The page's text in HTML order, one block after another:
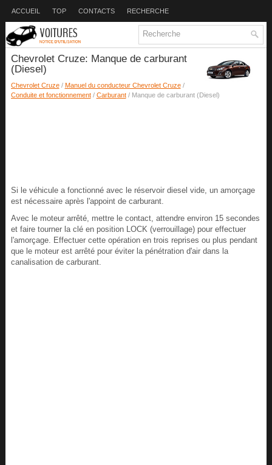
ACCUEIL TOP CONTACTS RECHERCHE
Chevrolet Cruze: Manque de carburant
(Diesel)
Chevrolet Cruze/ Manuel du conducteur Chevrolet Cruze/
Conduite et fonctionnement/ Carburant/ Manque de carburant (Diesel)
Si le véhicule a fonctionné avec le réservoir diesel vide, un amorçage
est nécessaire après l'appoint de carburant.
Avec le moteur arrêté, mettre le contact, attendre environ 15 secondes
et faire tourner la clé en position LOCK (verrouillage) pour effectuer
l'amorçage. Effectuer cette opération en trois reprises ou plus pendant
que le moteur est arrêté pour éviter la pénétration d'air dans la
canalisation de carburant.